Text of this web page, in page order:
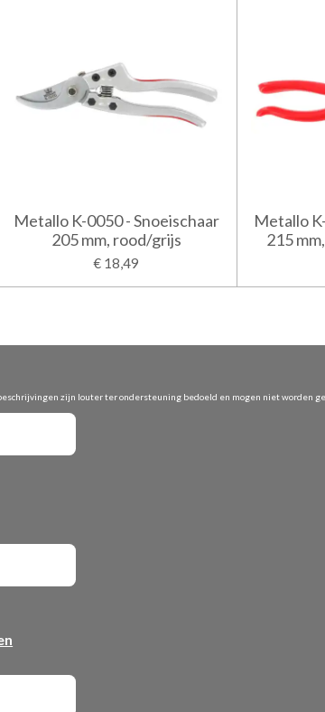
Metallo K-0050 - Snoeischaar
205 mm, rood/grijs
€ 18,49
Metallo
215
zijn louter ter ondersteuning bedoeld en mogen niet worden